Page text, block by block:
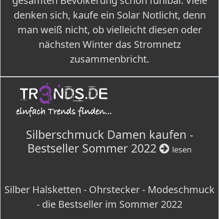
denken sich, kaufe ein Solar Notlicht, denn
man weiß nicht, ob vielleicht diesen oder
nächsten Winter das Stromnetz
zusammenbricht.
Silberschmuck Damen kaufen -
Bestseller Sommer 2022
lesen
Silber Halsketten - Ohrstecker - Modeschmuck
- die Bestseller im Sommer 2022